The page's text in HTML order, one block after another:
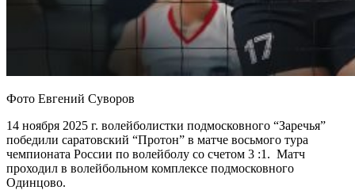
Фото Евгений Суворов
14 ноября 2025 г. волейболистки подмосковного “Заречья”
победили саратовский “Протон” в матче восьмого тура
чемпионата России по волейболу со счетом 3 :1. Матч
проходил в волейбольном комплексе подмосковного
Одинцово.